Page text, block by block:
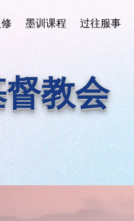
墨训课程 过往服事
教会